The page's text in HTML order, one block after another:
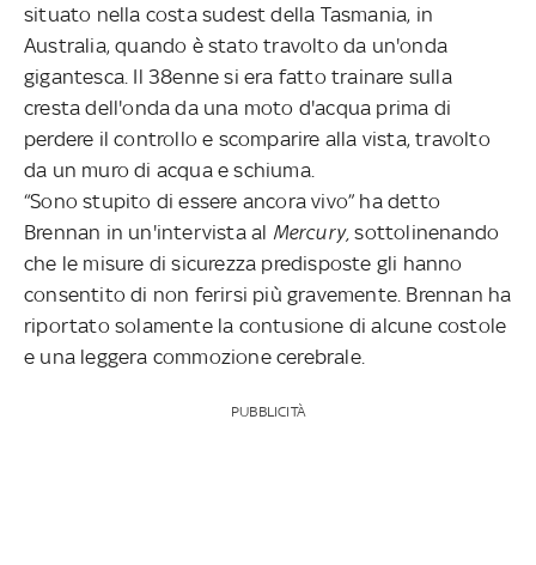
situato nella costa sudest della Tasmania, in
Australia, quando è stato travolto da un'onda
gigantesca. Il 38enne si era fatto trainare sulla
cresta dell'onda da una moto d'acqua prima di
perdere il controllo e scomparire alla vista, travolto
da un muro di acqua e schiuma.
“Sono stupito di essere ancora vivo” ha detto
Brennan in un'intervista al Mercury,sottolinenando
che le misure di sicurezza predisposte gli hanno
consentito di non ferirsi più gravemente. Brennan ha
riportato solamente la contusione di alcune costole
e una leggera commozione cerebrale.
PUBBLICITÀ